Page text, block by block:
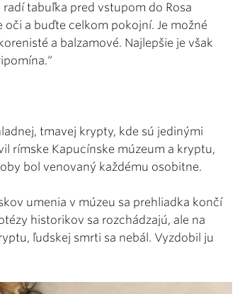
tabuľka pred vstupom do Rosa
oči a buďte celkom pokojní. Je možné
a balzamové. Najlepšie je však
tmavej krypty, kde sú jedinými
rímske Kapucínske múzeum a kryptu,
bol venovaný každému osobitne.
umenia v múzeu sa prehliadka končí
historikov sa rozchádzajú, ale na
ľudskej smrti sa nebál. Vyzdobil ju